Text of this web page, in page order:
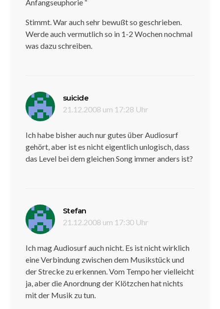
Anfangseuphorie “
Stimmt. War auch sehr bewußt so geschrieben.
Werde auch vermutlich so in 1-2 Wochen nochmal
was dazu schreiben.
suicide
21.12.2008 um 17:28 Uhr
Ich habe bisher auch nur gutes über Audiosurf
gehört, aber ist es nicht eigentlich unlogisch, dass
das Level bei dem gleichen Song immer anders ist?
Stefan
21.12.2008 um 17:30 Uhr
Ich mag Audiosurf auch nicht. Es ist nicht wirklich
eine Verbindung zwischen dem Musikstück und
der Strecke zu erkennen. Vom Tempo her vielleicht
ja, aber die Anordnung der Klötzchen hat nichts
mit der Musik zu tun.